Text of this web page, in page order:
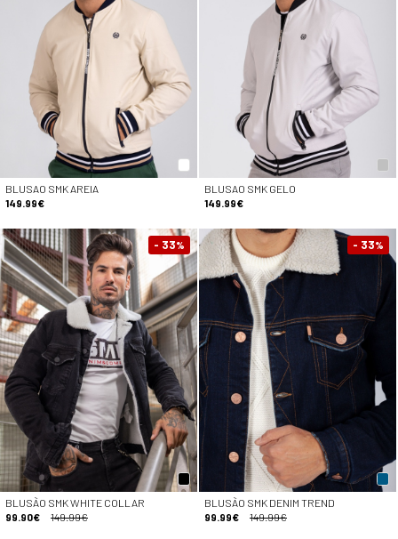
BLUSAO SMK AREIA
149.99€
BLUSAO SMK GELO
149.99€
- 33%
BLUSÃO SMK WHITE COLLAR
99.90€
149.99€
- 33%
BLUSÃO SMK DENIM TREND
99.99€
149.99€